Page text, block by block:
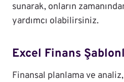
sunarak, onların
yardımcı olabilirsiniz.
Excel Finans
Finansal planlama ve